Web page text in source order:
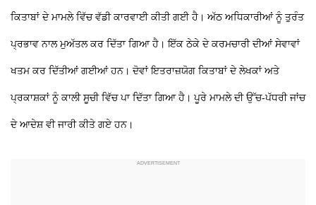
ਕਿਤਾਬਾਂ ਦੇ ਮਾਮਲੇ ਵਿੱਚ ਵੱਡੀ ਕਾਰਵਾਈ ਕੀਤੀ ਗਈ ਹੈ। ਅੱਠ ਅਧਿਕਾਰੀਆਂ ਨੂੰ ਤੁਰੰਤ
ਪ੍ਰਭਾਵ ਨਾਲ ਮੁਅੱਤਲ ਕਰ ਦਿੱਤਾ ਗਿਆ ਹੈ। ਇੱਕ ਠੇਕੇ ਦੇ ਕਰਮਚਾਰੀ ਦੀਆਂ ਸੇਵਾਵਾਂ
ਖਤਮ ਕਰ ਦਿੱਤੀਆਂ ਗਈਆਂ ਹਨ। ਦੋਵਾਂ ਇਤਰਾਜ਼ਯੋਗ ਕਿਤਾਬਾਂ ਦੇ ਲੇਖਕਾਂ ਅਤੇ
ਪ੍ਰਕਾਸ਼ਕਾਂ ਨੂੰ ਕਾਲੀ ਸੂਚੀ ਵਿੱਚ ਪਾ ਦਿੱਤਾ ਗਿਆ ਹੈ। ਪੂਰੇ ਮਾਮਲੇ ਦੀ ਉੱਚ-ਪੱਧਰੀ ਜਾਂਚ
ਦੇ ਆਦੇਸ਼ ਵੀ ਜਾਰੀ ਕੀਤੇ ਗਏ ਹਨ।